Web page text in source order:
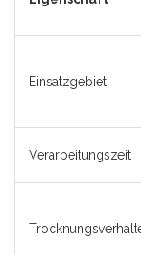
Einsatzgebiet
Verarbeitungszeit